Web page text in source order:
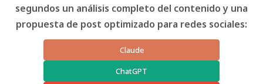
segundos un análisis completo del contenido y una
propuesta de post optimizado para redes sociales:
Claude
ChatGPT